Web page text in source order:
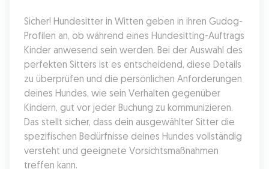
Sicher! Hundesitter in Witten geben in ihren Gudog-
Profilen an, ob während eines Hundesitting-Auftrags
Kinder anwesend sein werden. Bei der Auswahl des
perfekten Sitters ist es entscheidend, diese Details
zu überprüfen und die persönlichen Anforderungen
deines Hundes, wie sein Verhalten gegenüber
Kindern, gut vor jeder Buchung zu kommunizieren.
Das stellt sicher, dass dein ausgewählter Sitter die
spezifischen Bedürfnisse deines Hundes vollständig
versteht und geeignete Vorsichtsmaßnahmen
treffen kann.